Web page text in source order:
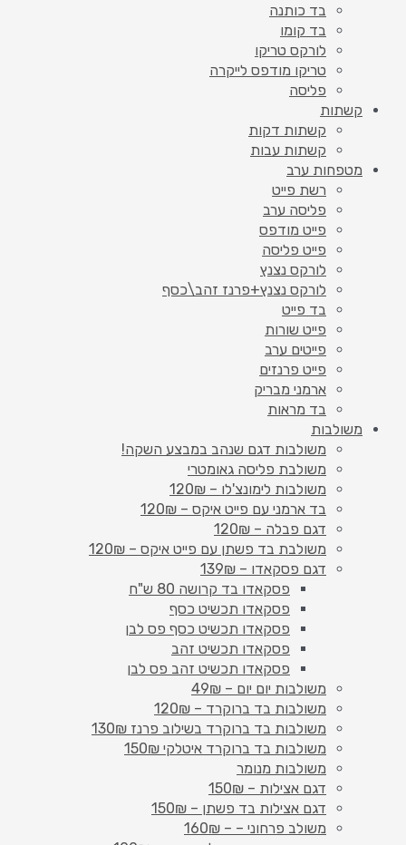
בד כותנה
בד קומו
לורקס טריקו
טריקו מודפס לייקרה
פליסה
קשתות
קשתות דקות
קשתות עבות
מטפחות ערב
רשת פייט
פליסה ערב
פייט מודפס
פייט פליסה
לורקס נצנץ
לורקס נצנץ+פרנז זהב\כסף
בד פייט
פייט שורות
פייטים ערב
פייט פרנזים
ארמני מבריק
בד מראות
משולבות
משולבות דגם שנהב במבצע השקה!
משולבת פליסה גאומטרי
משולבות לימונצ'לו – 120₪
בד ארמני עם פייט איקס – 120₪
דגם פבלה – 120₪
משולבת בד פשתן עם פייט איקס – 120₪
דגם פסקאדו – 139₪
פסקאדו בד קרושה 80 ש"ח
פסקאדו תכשיט כסף
פסקאדו תכשיט כסף פס לבן
פסקאדו תכשיט זהב
פסקאדו תכשיט זהב פס לבן
משולבות יום יום – 49₪
משולבות בד ברוקרד – 120₪
משולבות בד ברוקרד בשילוב פרנז 130₪
משולבות בד ברוקרד איטלקי 150₪
משולבות מנומר
דגם אצילות – 150₪
דגם אצילות בד פשתן – 150₪
משולב פרחוני – – 160₪